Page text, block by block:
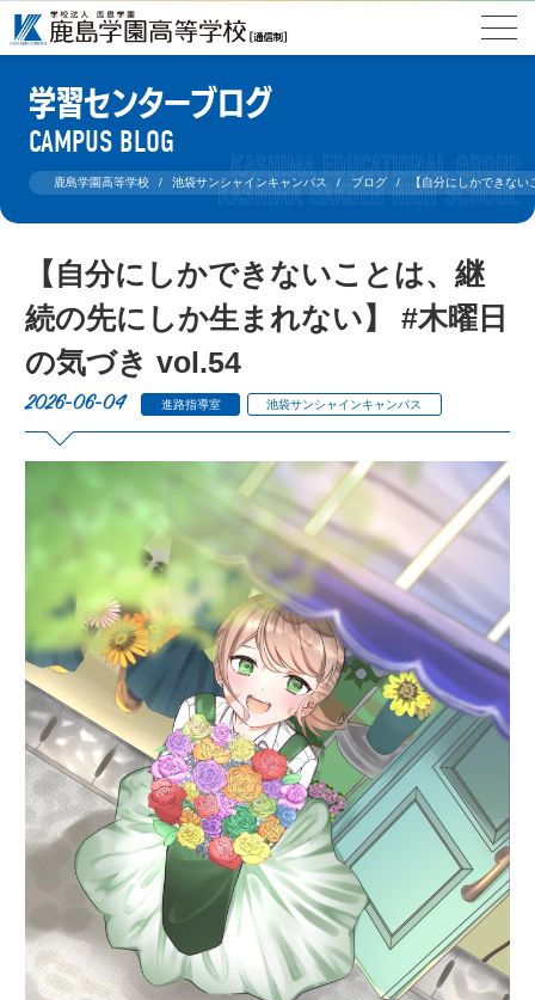
学習センターブログ
CAMPUS BLOG
鹿島学園高等学校 池袋サンシャインキャンパス ブログ 【自分にしかできな
【自分にしかできないことは、継
続の先にしか生まれない】 #木曜日
の気づき vol.54
2026-06-04 進路指導室 池袋サンシャインキャンパス